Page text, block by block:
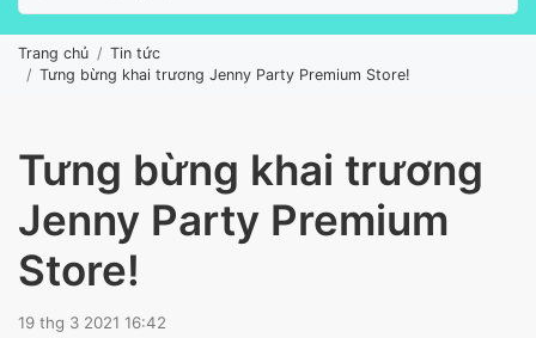
Trang chủ
Tin tức
Tưng bừng khai trương Jenny Party Premium Store!
Tưng bừng khai trương
Jenny Party Premium
Store!
19 thg 3 2021 16:42